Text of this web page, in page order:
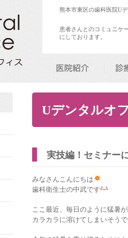
熊本市東区の歯科医院U
患者さんとのコミュニケ
にしております。
医院紹介 診
Uデンタルオ
実技編！セミナー
みなさんこんにちは
歯科衛生士の中武です
ここ最近、毎日のように猛暑が
カラカラに溶けてしまいそう